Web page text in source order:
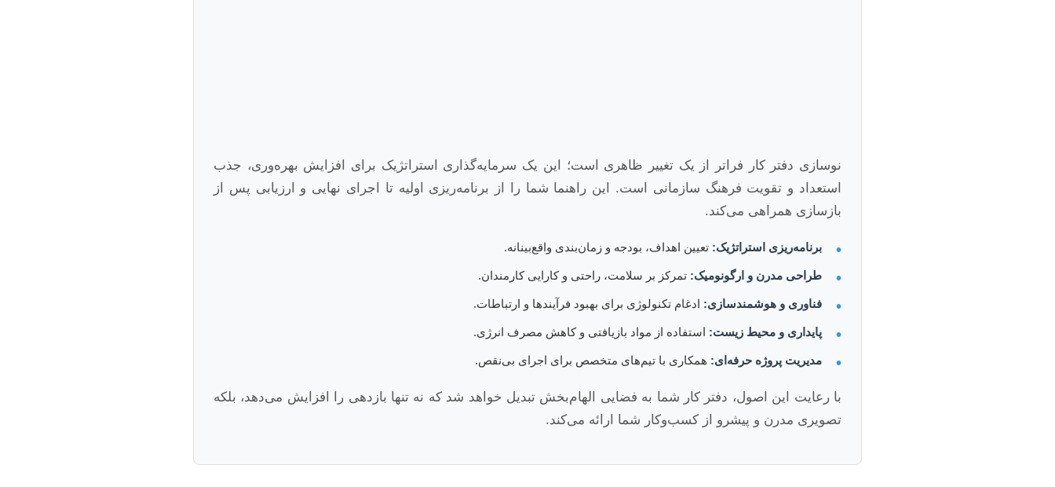
نوسازی دفتر کار فراتر از یک تغییر ظاهری است؛ این یک سرمایه‌گذاری استراتژیک برای افزایش بهره‌وری، جذب
استعداد و تقویت فرهنگ سازمانی است. این راهنما شما را از برنامه‌ریزی اولیه تا اجرای نهایی و ارزیابی پس از
بازسازی همراهی می‌کند.
• برنامه‌ریزی استراتژیک: تعیین اهداف، بودجه و زمان‌بندی واقع‌بینانه.
• طراحی مدرن و ارگونومیک: تمرکز بر سلامت، راحتی و کارایی کارمندان.
• فناوری و هوشمندسازی: ادغام تکنولوژی برای بهبود فرآیندها و ارتباطات.
• پایداری و محیط زیست: استفاده از مواد بازیافتی و کاهش مصرف انرژی.
• مدیریت پروژه حرفه‌ای: همکاری با تیم‌های متخصص برای اجرای بی‌نقص.
با رعایت این اصول، دفتر کار شما به فضایی الهام‌بخش تبدیل خواهد شد که نه تنها بازدهی را افزایش می‌دهد، بلکه
تصویری مدرن و پیشرو از کسب‌وکار شما ارائه می‌کند.